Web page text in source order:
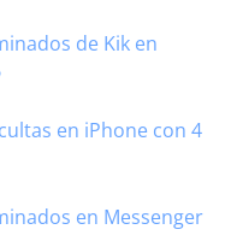
de Kik en
en iPhone con 4
en Messenger